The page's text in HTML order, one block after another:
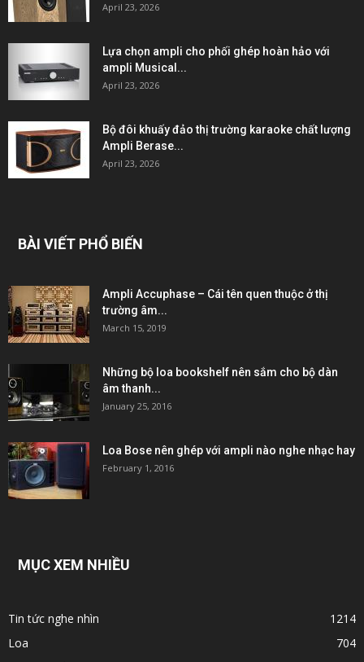
April 23, 2026
Lựa chọn ampli cho phối ghép hoàn hảo với
ampli Musical...
April 23, 2026
Bộ đôi khuấy đảo thị trường karaoke chất lượng
Ampli Berase...
April 23, 2026
BÀI VIẾT PHỔ BIẾN
Ampli Accuphase – Cái tên quen thuộc ở thị
trường âm...
March 15, 2019
Những bộ loa bookshelf nên sắm cho bộ dàn
âm thanh...
January 25, 2016
Loa Bose nên ghép với ampli nào nghe nhạc hay
February 1, 2016
MỤC XEM NHIỀU
Tin tức nghe nhìn
1214
Loa
704